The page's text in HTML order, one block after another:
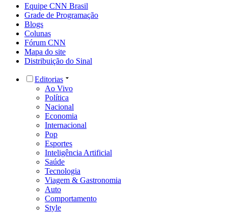
Equipe CNN Brasil
Grade de Programação
Blogs
Colunas
Fórum CNN
Mapa do site
Distribuição do Sinal
Editorias
Ao Vivo
Política
Nacional
Economia
Internacional
Pop
Esportes
Inteligência Artificial
Saúde
Tecnologia
Viagem & Gastronomia
Auto
Comportamento
Style